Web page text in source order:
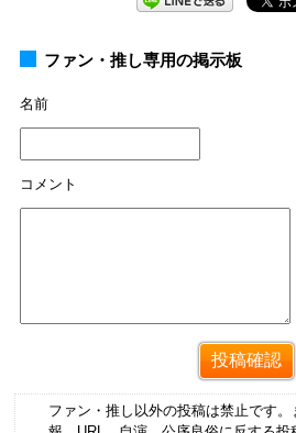
ファン・推し専用の掲示板
名前
コメント
ファン・推し以外の投稿は禁止です